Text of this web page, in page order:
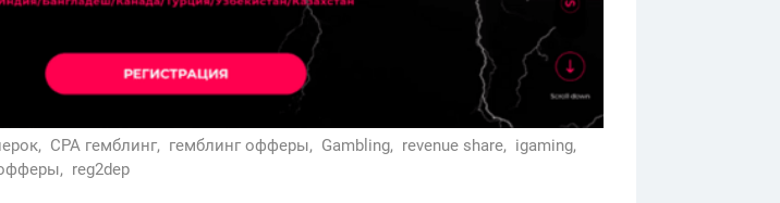
СРА гемблинг, гемблинг офферы, Gambling, revenue share, igaming,
reg2dep